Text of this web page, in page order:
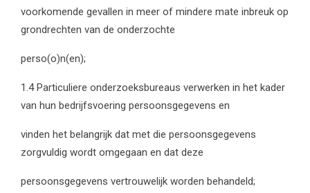
voorkomende gevallen in meer of mindere mate inbreuk op
grondrechten van de onderzochte
perso(o)n(en);
1.4 Particuliere onderzoeksbureaus verwerken in het kader
van hun bedrijfsvoering persoonsgegevens en
vinden het belangrijk dat met die persoonsgegevens
zorgvuldig wordt omgegaan en dat deze
persoonsgegevens vertrouwelijk worden behandeld;